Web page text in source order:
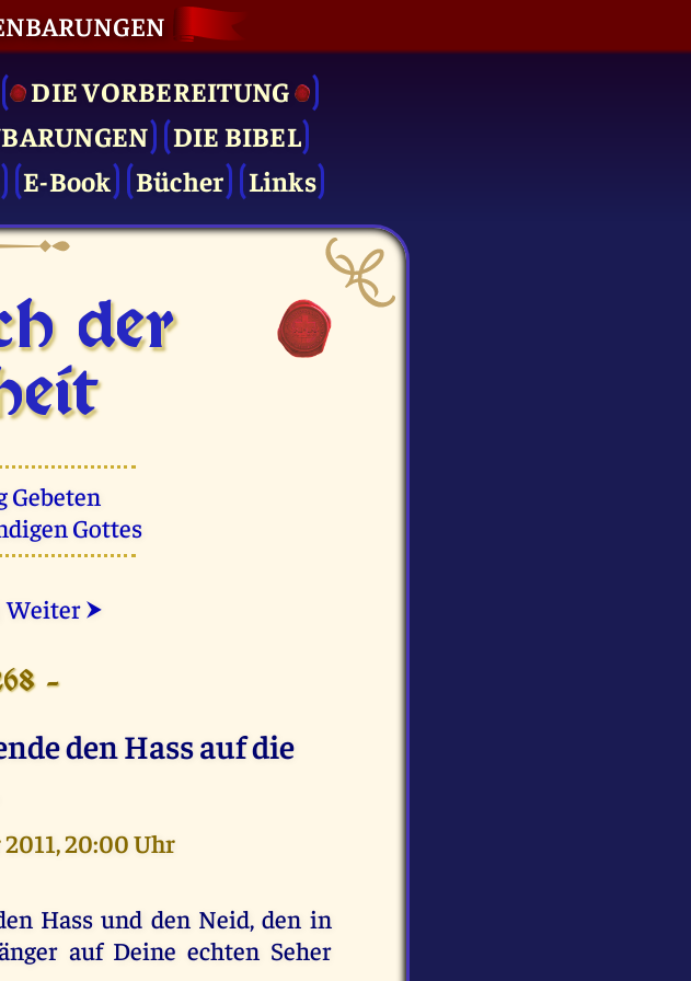
DIE VOR­BEREITUNG
DIE BIBEL
E-Book Bücher Links
der
Gebeten
Gottes
Weiter ⮞
-
den Hass auf die
20:00 Uhr
Hass und den Neid, den in
auf Deine echten Seher